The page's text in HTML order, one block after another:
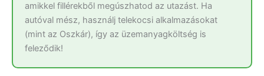
amikkel fillérekből megúszhatod az utazást. Ha
autóval mész, használj telekocsi alkalmazásokat
(mint az Oszkár), így az üzemanyagköltség is
feleződik!